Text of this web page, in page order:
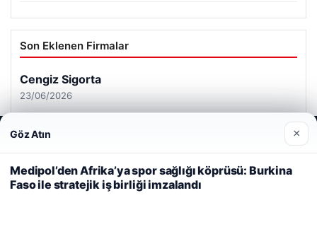
Son Eklenen Firmalar
Cengiz Sigorta
23/06/2026
Web sitemizi nasıl kullandığınızı daha iyi anlayabilmek,
deneyiminizi kişiselleştirmek ve geliştirmek amacıyla çerezler
kullanıyoruz.
Çerez Politikamız
Reddet Kabul Et
Göz Atın ×
Medipol’den Afrika’ya spor sağlığı köprüsü: Burkina
Faso ile stratejik iş birliği imzalandı